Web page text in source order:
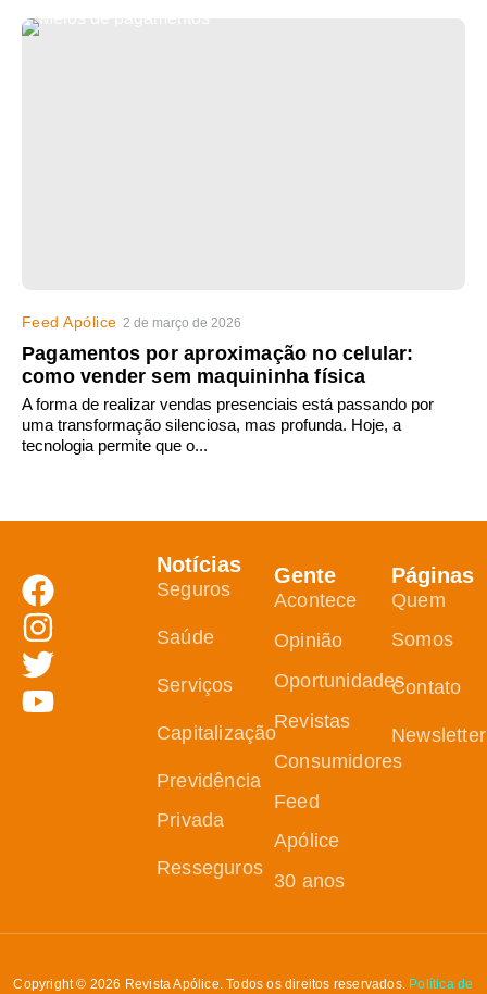
Feed Apólice 2 de março de 2026
Pagamentos por aproximação no celular:
como vender sem maquininha física
A forma de realizar vendas presenciais está passando por
uma transformação silenciosa, mas profunda. Hoje, a
tecnologia permite que o...
Notícias
Seguros
Saúde
Serviços
Capitalização
Previdência
Privada
Resseguros
Gente
Acontece
Opinião
Oportunidades
Revistas
Consumidores
Feed
Apólice
30 anos
Páginas
Quem
Somos
Contato
Newsletter
Copyright © 2026 Revista Apólice. Todos os direitos reservados. Política de